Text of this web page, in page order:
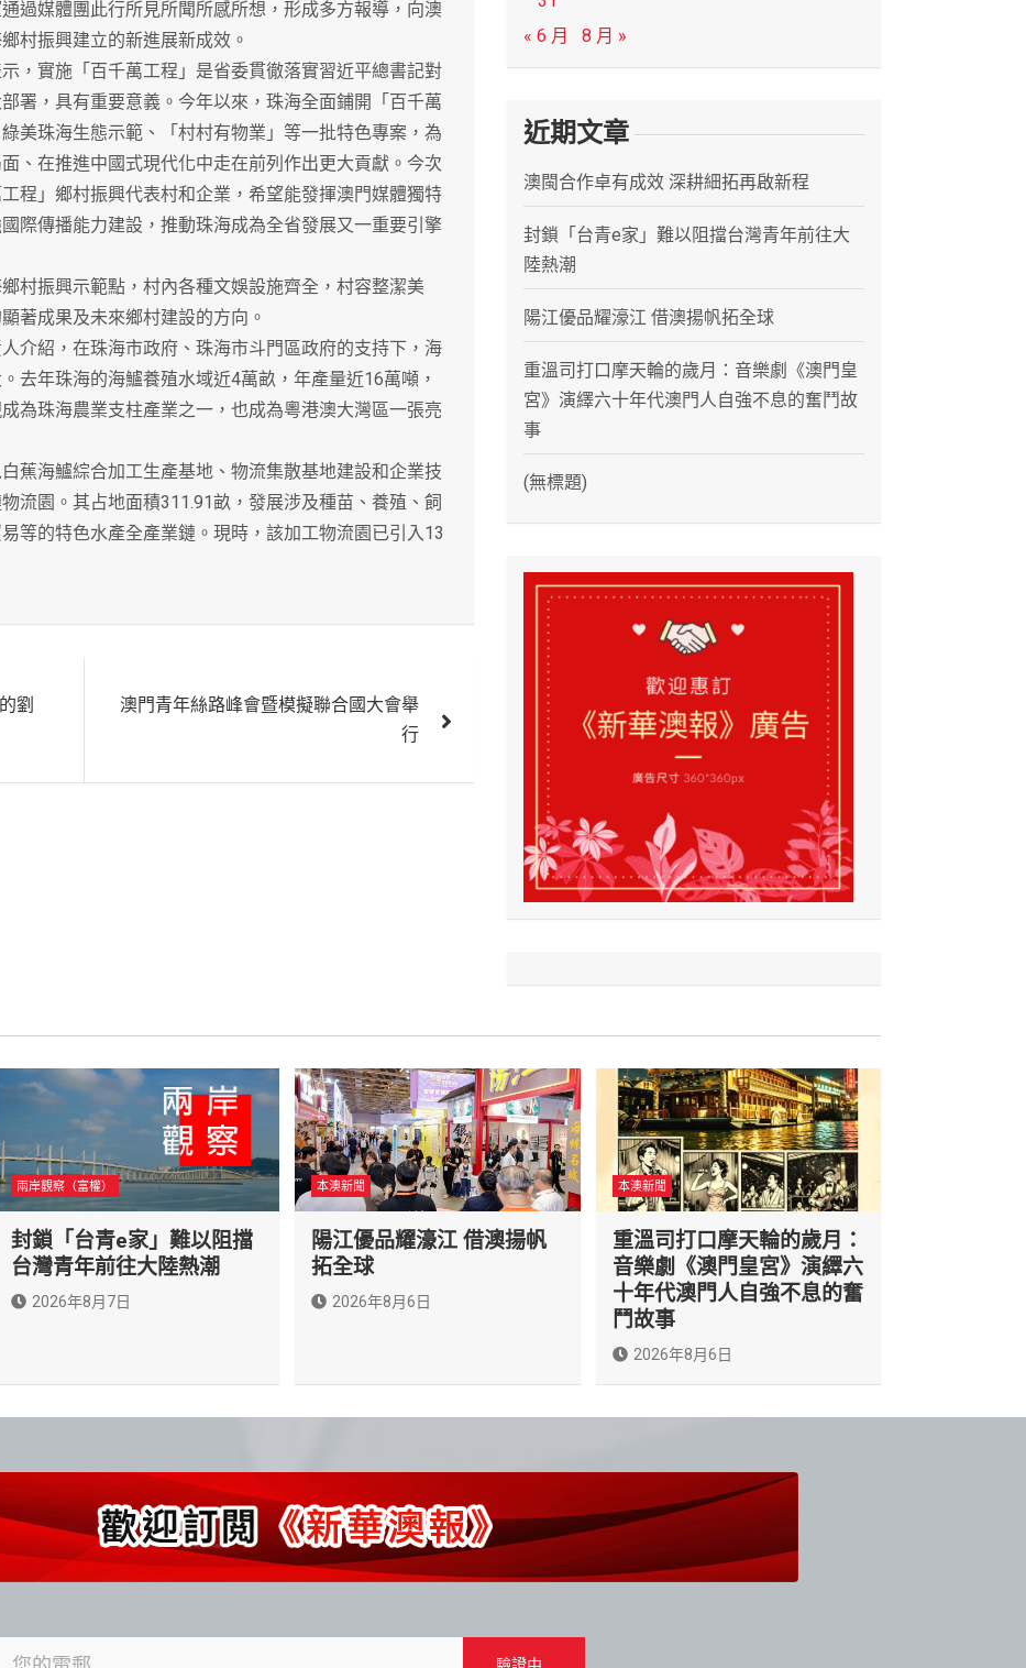
過媒體團此行所見所聞所感所想，形成多方報導，向澳
村振興建立的新進展新成效。
實施「百千萬工程」是省委貫徹落實習近平總書記對
署，具有重要意義。今年以來，珠海全面鋪開「百千萬
美珠海生態示範、「村村有物業」等一批特色專案，為
、在推進中國式現代化中走在前列作出更大貢獻。今次
程」鄉村振興代表村和企業，希望能發揮澳門媒體獨特
際傳播能力建設，推動珠海成為全省發展又一重要引擎
振興示範點，村內各種文娛設施齊全，村容整潔美
著成果及未來鄉村建設的方向。
紹，在珠海市政府、珠海市斗門區政府的支持下，海
去年珠海的海鱸養殖水域近4萬畝，年產量近16萬噸，
為珠海農業支柱產業之一，也成為粵港澳大灣區一張亮
海鱸綜合加工生產基地、物流集散基地建設和企業技
流園。其占地面積311.91畝，發展涉及種苗、養殖、飼
等的特色水產全產業鏈。現時，該加工物流園已引入13
劉
澳門青年絲路峰會暨模擬聯合國大會舉
行
« 6 月
8 月 »
近期文章
澳閩合作卓有成效 深耕細拓再啟新程
封鎖「台青e家」難以阻擋台灣青年前往大
陸熱潮
陽江優品耀濠江 借澳揚帆拓全球
重溫司打口摩天輪的歲月：音樂劇《澳門皇
宮》演繹六十年代澳門人自強不息的奮鬥故
事
(無標題)
兩岸觀察（富權）
封鎖「台青e家」難以阻擋
台灣青年前往大陸熱潮
2026年8月7日
本澳新聞
陽江優品耀濠江 借澳揚帆
拓全球
2026年8月6日
本澳新聞
重溫司打口摩天輪的歲月：
音樂劇《澳門皇宮》演繹六
十年代澳門人自強不息的奮
鬥故事
2026年8月6日